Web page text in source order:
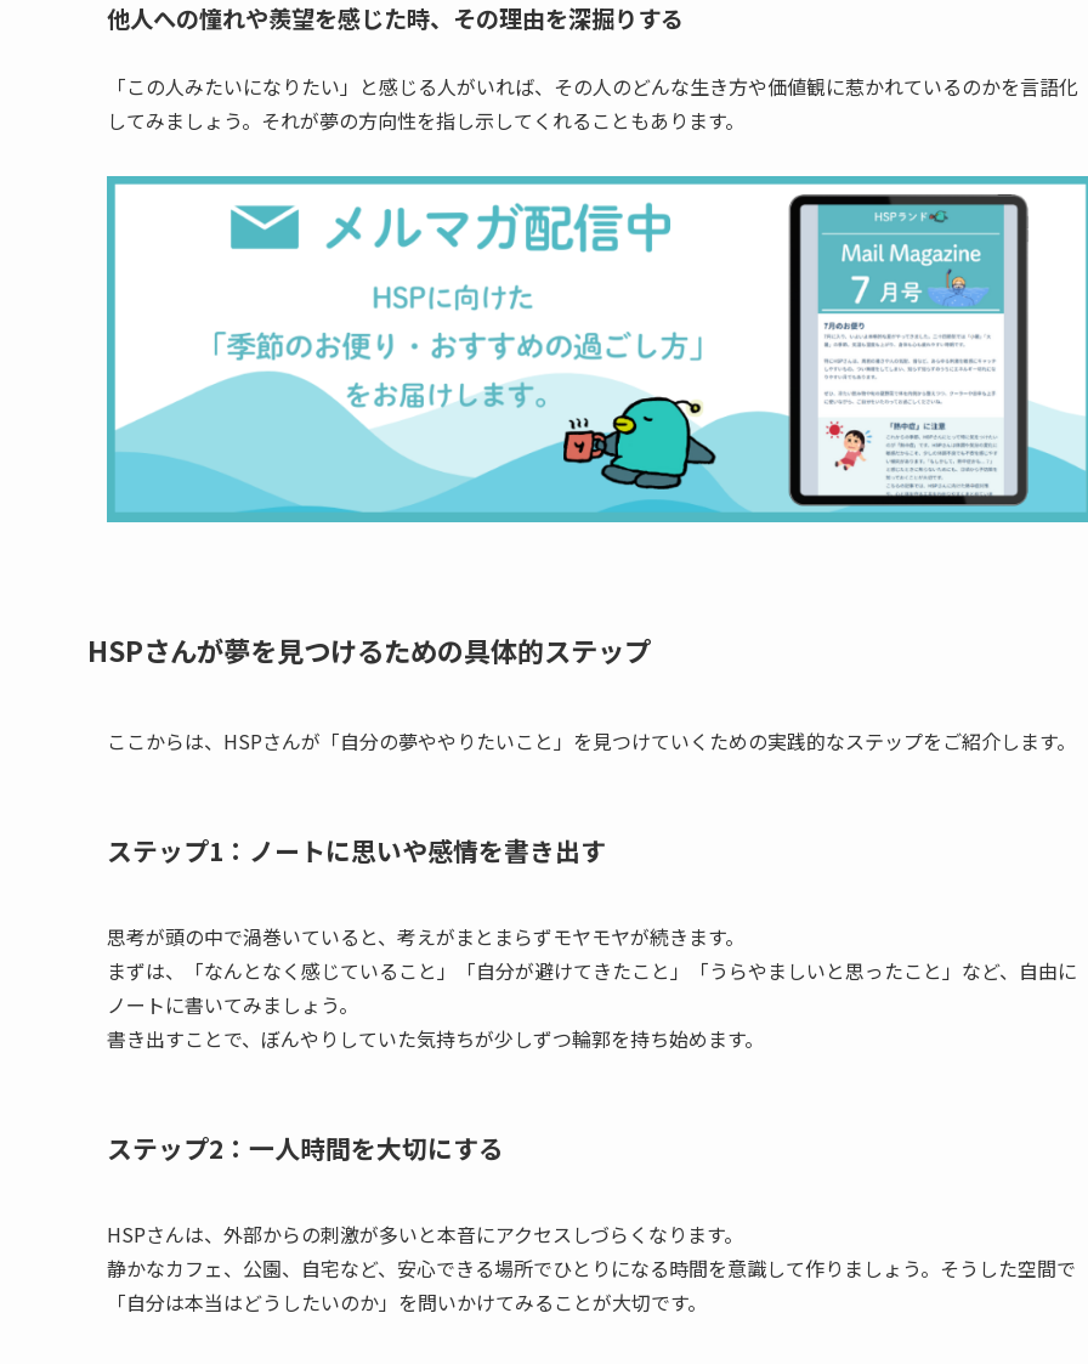
他人への憧れや羨望を感じた時、その理由を深掘りする
「この人みたいになりたい」と感じる人がいれば、その人のどんな生き方や価値観に惹かれているのかを言語化
してみましょう。それが夢の方向性を指し示してくれることもあります。
HSPさんが夢を見つけるための具体的ステップ
ここからは、HSPさんが「自分の夢ややりたいこと」を見つけていくための実践的なステップをご紹介します。
ステップ1：ノートに思いや感情を書き出す
思考が頭の中で渦巻いていると、考えがまとまらずモヤモヤが続きます。
まずは、「なんとなく感じていること」「自分が避けてきたこと」「うらやましいと思ったこと」など、自由に
ノートに書いてみましょう。
書き出すことで、ぼんやりしていた気持ちが少しずつ輪郭を持ち始めます。
ステップ2：一人時間を大切にする
HSPさんは、外部からの刺激が多いと本音にアクセスしづらくなります。
静かなカフェ、公園、自宅など、安心できる場所でひとりになる時間を意識して作りましょう。そうした空間で
「自分は本当はどうしたいのか」を問いかけてみることが大切です。